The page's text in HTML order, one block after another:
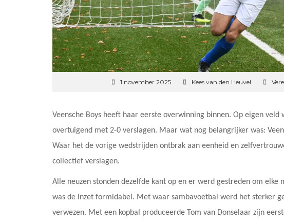
1 november 2025 Kees van den Heuvel
Veensche Boys heeft haar eerste overwinning binnen. Op eigen
overtuigend met 2-0 verslagen. Maar wat nog belangrijker was:
Waar het de vorige wedstrijden ontbrak aan eenheid en
collectief verslagen.
Alle neuzen stonden dezelfde kant op en er werd gestreden om
was de inzet formidabel. Met waar sambavoetbal werd het sterker
verwezen. Met een kopbal produceerde Tom van Donselaar zijn